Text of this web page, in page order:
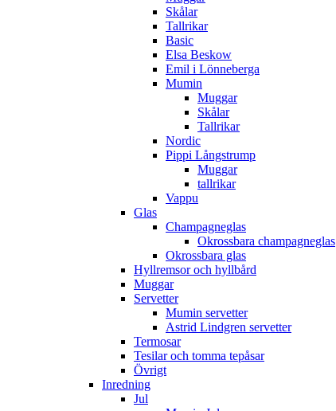
Skålar
Tallrikar
Basic
Elsa Beskow
Emil i Lönneberga
Mumin
Muggar
Skålar
Tallrikar
Nordic
Pippi Långstrump
Muggar
tallrikar
Vappu
Glas
Champagneglas
Okrossbara champagneglas
Okrossbara glas
Hyllremsor och hyllbård
Muggar
Servetter
Mumin servetter
Astrid Lindgren servetter
Termosar
Tesilar och tomma tepåsar
Övrigt
Inredning
Jul